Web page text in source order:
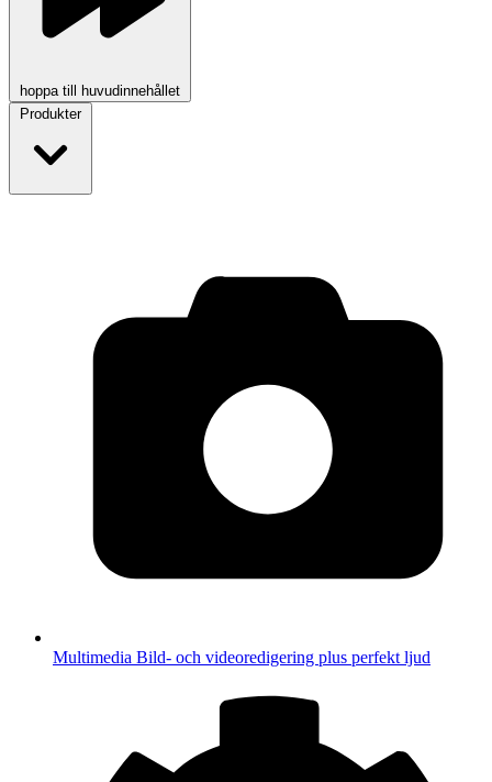
hoppa till huvudinnehållet
Produkter
Multimedia Bild- och videoredigering plus perfekt ljud